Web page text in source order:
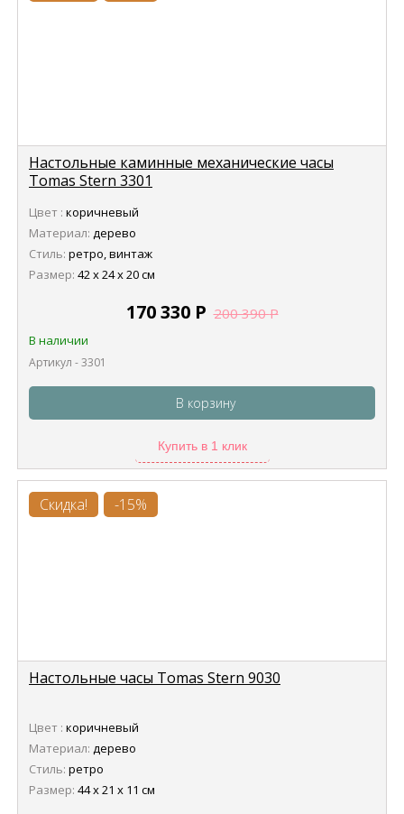
Настольные каминные механические часы
Tomas Stern 3301
Цвет : коричневый
Материал: дерево
Стиль: ретро, винтаж
Размер: 42 х 24 х 20 см
170 330 Р 200 390Р
В наличии
Артикул - 3301
В корзину
Купить в 1 клик
Скидка! -15%
Настольные часы Tomas Stern 9030
Цвет : коричневый
Материал: дерево
Стиль: ретро
Размер: 44 х 21 х 11 см